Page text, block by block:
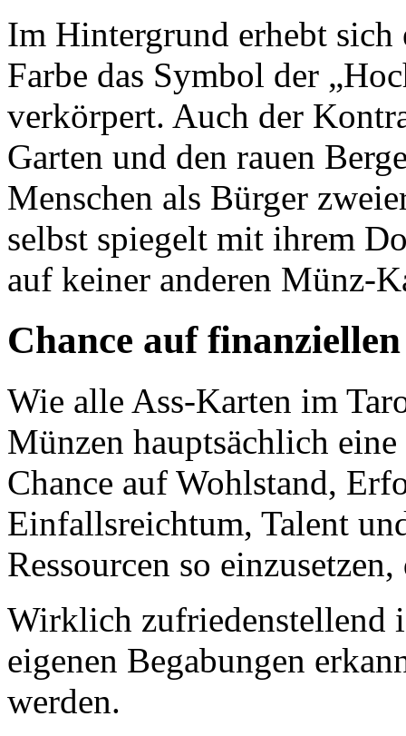
Im Hintergrund erhebt
Farbe das Symbol der
verkörpert. Auch der
Garten und den rauen
Menschen als Bürger
selbst spiegelt mit ihrem
auf keiner anderen Münz-
Chance auf
Wie alle Ass-Karten im
Münzen hauptsächlich
Chance auf Wohlstand,
Einfallsreichtum, Talent
Ressourcen so
Wirklich zufriedenstellend
eigenen Begabungen
werden.